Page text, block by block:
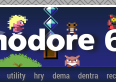
utility hry dema dentra